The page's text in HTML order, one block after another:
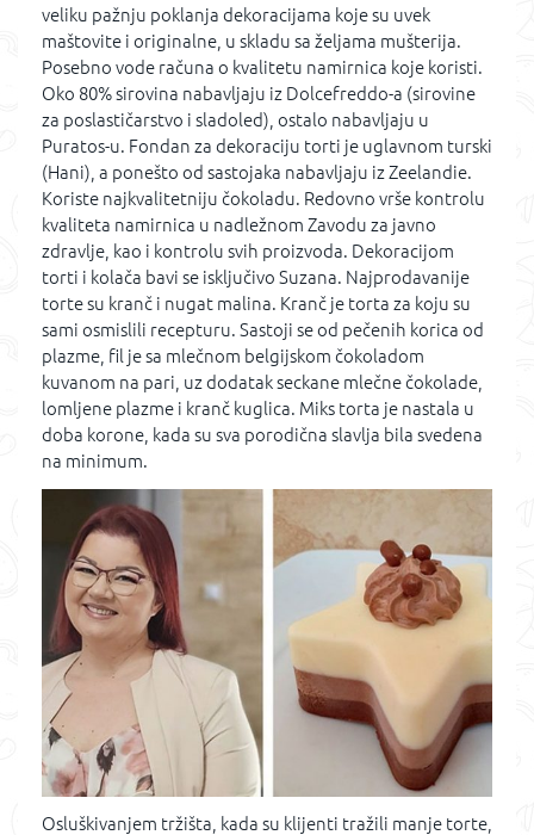
veliku pažnju poklanja dekoracijama koje su uvek
maštovite i originalne, u skladu sa željama mušterija.
Posebno vode računa o kvalitetu namirnica koje koristi.
Oko 80% sirovina nabavljaju iz Dolcefreddo-a (sirovine
za poslastičarstvo i sladoled), ostalo nabavljaju u
Puratos-u. Fondan za dekoraciju torti je uglavnom turski
(Hani), a ponešto od sastojaka nabavljaju iz Zeelandie.
Koriste najkvalitetniju čokoladu. Redovno vrše kontrolu
kvaliteta namirnica u nadležnom Zavodu za javno
zdravlje, kao i kontrolu svih proizvoda. Dekoracijom
torti i kolača bavi se isključivo Suzana. Najprodavanije
torte su kranč i nugat malina. Kranč je torta za koju su
sami osmislili recepturu. Sastoji se od pečenih korica od
plazme, fil je sa mlečnom belgijskom čokoladom
kuvanom na pari, uz dodatak seckane mlečne čokolade,
lomljene plazme i kranč kuglica. Miks torta je nastala u
doba korone, kada su sva porodična slavlja bila svedena
na minimum.
Osluškivanjem tržišta, kada su klijenti tražili manje torte,